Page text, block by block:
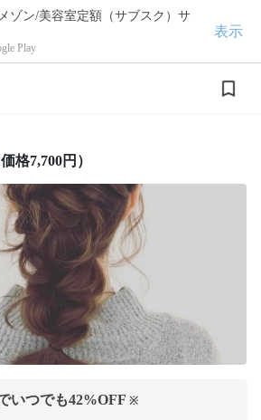
ゾン/美容室定額（サブスク）サ
Play
表示
格7,700円）
いつでも42%OFF ※